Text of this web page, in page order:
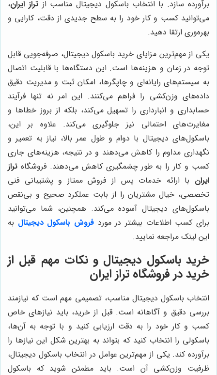
برآورده سازد. با انتخاب باسکول دیجیتال مناسب ازتراز ایران،
می‌توانید کسب و کار خود را به سطح جدیدی از دقت، کارایی و
بهره‌وری ارتقا دهید.
یکی از مهم‌ترین مزایای خرید باسکول دیجیتال، صرفه‌جویی قابل
توجه در زمان و هزینه‌ها است. این دستگاه‌ها با قابلیت اتصال
به سیستم‌های رایانه‌ای و چاپگرها، امکان ثبت و مدیریت دقیق
داده‌های وزن‌کشی را فراهم می‌کنند. این امر نه تنها فرآیند
حسابداری و انبارداری را تسهیل می‌کند، بلکه از بروز خطاها و
مغایرت‌های احتمالی نیز جلوگیری می‌کند. علاوه بر این،
باسکول‌های دیجیتال با دوام و طول عمر بالا، نیاز به تعمیر و
نگهداری مداوم را کاهش می‌دهند و در نتیجه، هزینه‌های جاری
کسب و کار را به طور چشمگیری کاهش می‌دهند. فروشگاه تراز
ایران با ارائه خدمات پس از فروش ممتاز و پشتیبانی فنی
تخصصی، خیال مشتریان را از بابت عملکرد صحیح و بی‌نقص
باسکول‌های دیجیتال آسوده می‌کند. همچنین، شما می‌توانید
برای کسب اطلاعات بیشتر در مورد فروش باسکول دیجیتال به
این لینک مراجعه نمایید.
خرید باسکول دیجیتال و نکات مهم قبل از
خرید در فروشگاه تراز ایران
انتخاب باسکول دیجیتال مناسب، تصمیمی مهم است که نیازمند
بررسی دقیق و آگاهانه است. قبل از خرید، باید نیازهای خاص
کسب و کار خود را به دقت ارزیابی کنید و با توجه به آن‌ها،
باسکولی را انتخاب کنید که بتواند به بهترین شکل این نیازها را
برآورده کند. یکی از مهم‌ترین عوامل در انتخاب باسکول دیجیتال،
ظرفیت وزن‌کشی آن است. باید مطمئن شوید که باسکول